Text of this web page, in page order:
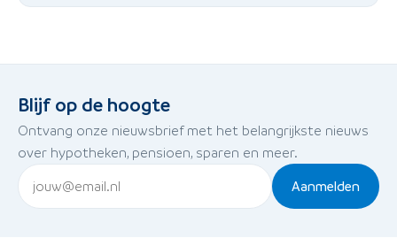
Blijf op de hoogte
Ontvang onze nieuwsbrief met het belangrijkste nieuws
over hypotheken, pensioen, sparen en meer.
Aanmelden